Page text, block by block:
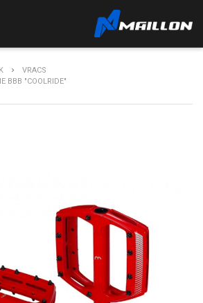
VRACS
BBB "COOLRIDE"